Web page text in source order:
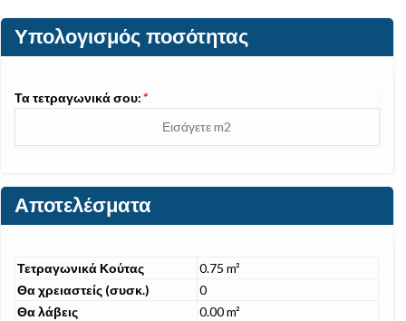
Υπολογισμός ποσότητας
Τα τετραγωνικά σου:*
Αποτελέσματα
Τετραγωνικά Κούτας
0.75 m²
Θα χρειαστείς (συσκ.)
0
Θα λάβεις
0.00 m²